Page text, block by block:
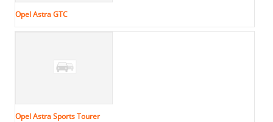
Opel Astra GTC
Opel Astra Sports Tourer